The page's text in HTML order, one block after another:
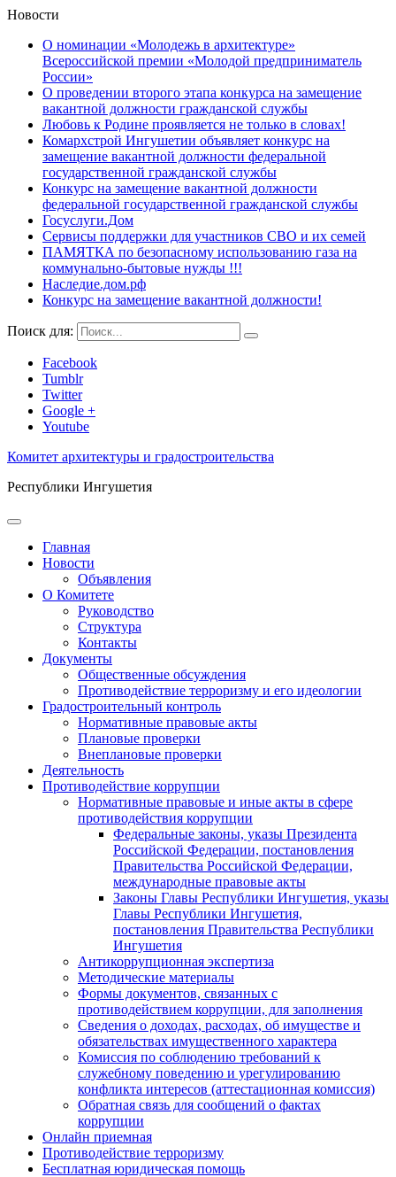
Новости
О номинации «Молодежь в архитектуре»
Всероссийской премии «Молодой предприниматель
России»
О проведении второго этапа конкурса на замещение
вакантной должности гражданской службы
Любовь к Родине проявляется не только в словах!
Комархстрой Ингушетии объявляет конкурс на
замещение вакантной должности федеральной
государственной гражданской службы
Конкурс на замещение вакантной должности
федеральной государственной гражданской службы
Госуслуги.Дом
Сервисы поддержки для участников СВО и их семей
ПАМЯТКА по безопасному использованию газа на
коммунально-бытовые нужды !!!
Наследие.дом.рф
Конкурс на замещение вакантной должности!
Поиск для:
Facebook
Tumblr
Twitter
Google +
Youtube
Комитет архитектуры и градостроительства
Республики Ингушетия
Главная
Новости
Объявления
О Комитете
Руководство
Структура
Контакты
Документы
Общественные обсуждения
Противодействие терроризму и его идеологии
Градостроительный контроль
Нормативные правовые акты
Плановые проверки
Внеплановые проверки
Деятельность
Противодействие коррупции
Нормативные правовые и иные акты в сфере
противодействия коррупции
Федеральные законы, указы Президента
Российской Федерации, постановления
Правительства Российской Федерации,
международные правовые акты
Законы Главы Республики Ингушетия, указы
Главы Республики Ингушетия,
постановления Правительства Республики
Ингушетия
Антикоррупционная экспертиза
Методические материалы
Формы документов, связанных с
противодействием коррупции, для заполнения
Сведения о доходах, расходах, об имуществе и
обязательствах имущественного характера
Комиссия по соблюдению требований к
служебному поведению и урегулированию
конфликта интересов (аттестационная комиссия)
Обратная связь для сообщений о фактах
коррупции
Онлайн приемная
Противодействие терроризму
Бесплатная юридическая помощь